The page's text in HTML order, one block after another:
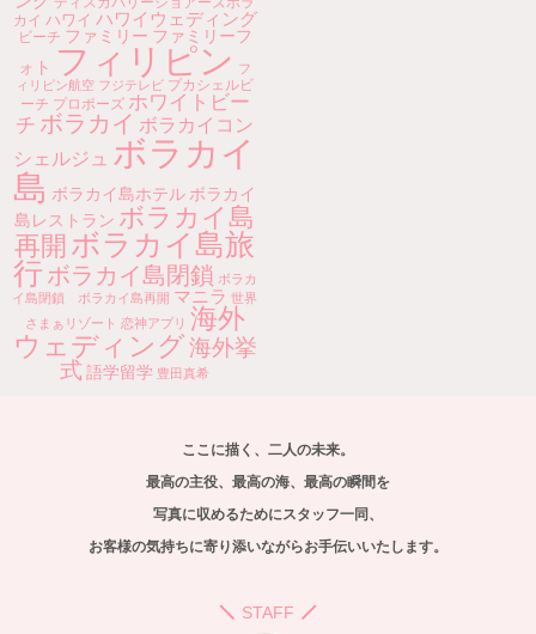
カイ ハワイ ハワイウェディング
ビーチ ファミリー ファミリーフ
ォト フィリピン フ
ィリピン航空 フジテレビ プカシェルビ
ーチ プロポーズ ホワイトビー
チ ボラカイ ボラカイコン
シェルジュ ボラカイ
島 ボラカイ島ホテル ボラカイ
島レストラン ボラカイ島
再開 ボラカイ島旅
行 ボラカイ島閉鎖 ボラカ
イ島閉鎖 ボラカイ島再開 マニラ 世界
さまぁリゾート 恋神アプリ 海外
ウェディング海外挙
式 語学留学 豊田真希
ここに描く、二人の未来。
最高の主役、最高の海、最高の瞬間を
写真に収めるためにスタッフ一同、
お客様の気持ちに寄り添いながらお手伝いいたします。
STAFF